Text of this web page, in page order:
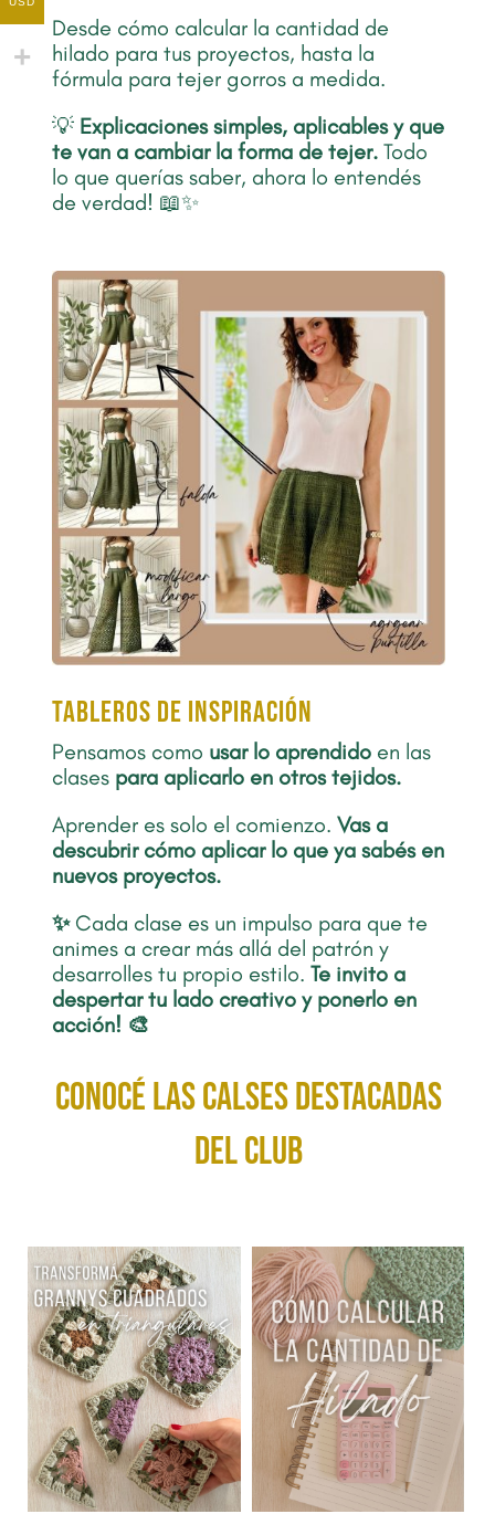
Desde cómo calcular la cantidad de
hilado para tus proyectos, hasta la
fórmula para tejer gorros a medida.
💡 Explicaciones simples, aplicables y que
te van a cambiar la forma de tejer.Todo
lo que querías saber, ahora lo entendés
de verdad! 📖✨
TABLEROS DE INSPIRACIÓN
Pensamos como usar lo aprendido en las
clases para aplicarlo en otros tejidos.
Aprender es solo el comienzo. Vas a
descubrir cómo aplicar lo que ya sabés en
nuevos proyectos.
✨Cada clase es un impulso para que te
animes a crear más allá del patrón y
desarrolles tu propio estilo. Te invito a
despertar tu lado creativo y ponerlo en
acción! 🎨
conocé las calses destacadas
del club